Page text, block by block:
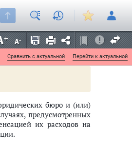
Сравнить с актуальной Перейти к актуальной
подведомственные им
им учреждения
субъектов Российской
расходов,
осуществляется
бюро и (или)
предусмотренных
их расходов на